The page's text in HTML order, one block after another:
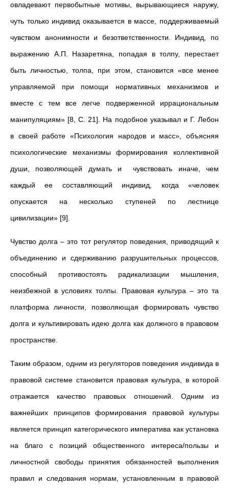
овладевают первобытные мотивы, вырывающиеся наружу,
чуть только индивид оказывается в массе, поддерживаемый
чувством анонимности и безответственности. Индивид, по
выражению А.П. Назаретяна, попадая в толпу, перестает
быть личностью, толпа, при этом, становится «все менее
управляемой при помощи нормативных механизмов и
вместе с тем все легче подверженной иррациональным
манипуляциям» [8, С. 21]. На подобное указывал и Г. Лебон
в своей работе «Психология народов и масс», объясняя
психологические механизмы формирования коллективной
души, позволяющей думать и чувствовать иначе, чем
каждый ее составляющий индивид, когда «человек
опускается на несколько ступеней по лестнице
цивилизации» [9].
Чувство долга – это тот регулятор поведения, приводящий к
объединению и сдерживанию разрушительных процессов,
способный противостоять радикализации мышления,
неизбежной в условиях толпы. Правовая культура – это та
платформа личности, позволяющая формировать чувство
долга и культивировать идею долга как должного в правовом
пространстве.
Таким образом, одним из регуляторов поведения индивида в
правовой системе становится правовая культура, в которой
отражается качество правовых отношений. Одним из
важнейших принципов формирования правовой культуры
является принцип категорического императива как установка
на благо с позиций общественного интереса/пользы и
личностной свободы принятия обязанностей выполнения
правил и следования нормам, установленным в правовой